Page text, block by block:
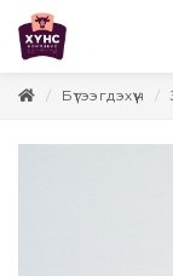
Бүтээгдэхүүн